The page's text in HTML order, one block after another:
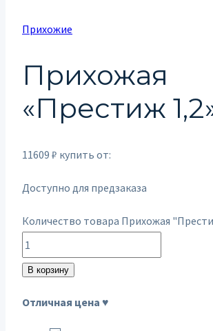
Прихожие
Прихожая
«Престиж
11609 ₽ купить от:
Доступно для предзаказа
Количество товара Прихожая
В корзину
Отличная цена ♥